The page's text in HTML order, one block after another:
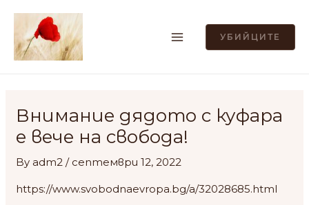
content
MENUУБИЙЦИТЕ
Внимание дядото с куфара
е вече на свобода!
By adm2/ септември 12, 2022
https://www.svobodnaevropa.bg/a/32028685.html